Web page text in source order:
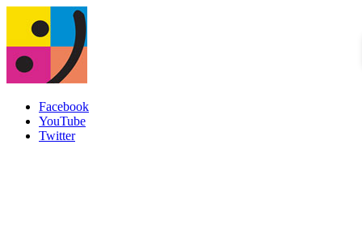
Facebook
YouTube
Twitter